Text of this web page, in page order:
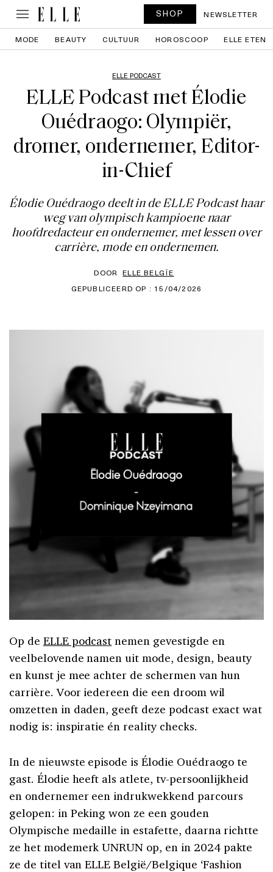
SHOP NEWSLETTER
MODE BEAUTY CULTUUR HOROSCOOP ELLE ETEN
ELLE PODCAST
ELLE Podcast met Élodie
Ouédraogo: Olympiër,
dromer, ondernemer, Editor-
in-Chief
Élodie Ouédraogo deelt in de ELLE Podcast haar
weg van olympisch kampioene naar
hoofdredacteur en ondernemer, met lessen over
carrière, mode en ondernemen.
DOOR ELLE BELGÏE
GEPUBLICEERD OP : 15/04/2026
Op de ELLE podcast nemen gevestigde en
veelbelovende namen uit mode, design, beauty
en kunst je mee achter de schermen van hun
carrière. Voor iedereen die een droom wil
omzetten in daden, geeft deze podcast exact wat
nodig is: inspiratie én reality checks.
In de nieuwste episode is Élodie Ouédraogo te
gast. Élodie heeft als atlete, tv-persoonlijkheid
en ondernemer een indrukwekkend parcours
gelopen: in Peking won ze een gouden
Olympische medaille in estafette, daarna richtte
ze het modemerk UNRUN op, en in 2024 pakte
ze de titel van ELLE België/Belgique ‘Fashion